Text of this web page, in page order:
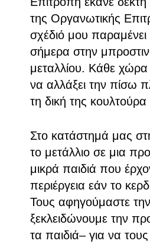
της Οργανωτικής
σχέδιό μου παραμένει
σήμερα στην
μεταλλίου. Κάθε χώρα
να αλλάξει την πίσω
τη δική της κουλτούρα
Στο κατάστημά μας
το μετάλλιο σε μια
μικρά παιδιά που
περιέργεια εάν το
Τους αφηγούμαστε την
ξεκλειδώνουμε την
τα παιδιά– για να